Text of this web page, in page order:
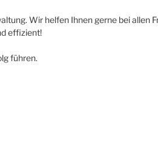
Wir helfen Ihnen gerne bei allen
effizient!
führen.